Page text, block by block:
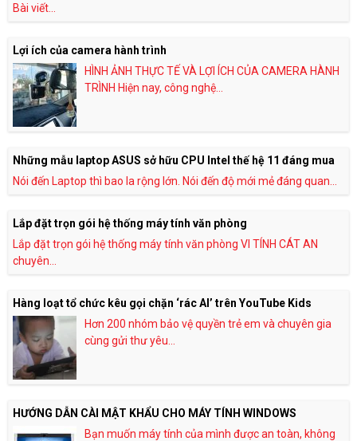
Bài viết...
Lợi ích của camera hành trình
HÌNH ẢNH THỰC TẾ VÀ LỢI ÍCH CỦA CAMERA HÀNH
TRÌNH Hiện nay, công nghệ...
Những mẫu laptop ASUS sở hữu CPU Intel thế hệ 11 đáng mua
Nói đến Laptop thì bao la rộng lớn. Nói đến độ mới mẻ đáng quan...
Lắp đặt trọn gói hệ thống máy tính văn phòng
Lắp đặt trọn gói hệ thống máy tính văn phòng VI TÍNH CÁT AN
chuyên...
Hàng loạt tổ chức kêu gọi chặn ‘rác AI’ trên YouTube Kids
Hơn 200 nhóm bảo vệ quyền trẻ em và chuyên gia
cùng gửi thư yêu...
HƯỚNG DẪN CÀI MẬT KHẨU CHO MÁY TÍNH WINDOWS
Bạn muốn máy tính của mình được an toàn, không